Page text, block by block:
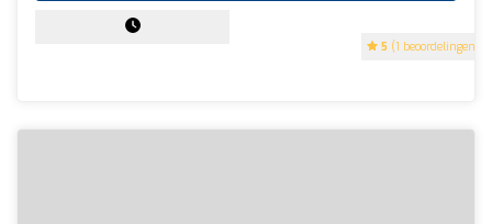
5 (1 beoordelingen)